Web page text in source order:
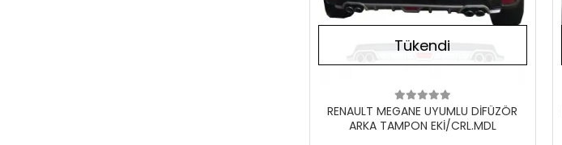
Tükendi
RENAULT MEGANE UYUMLU DİFÜZÖR
ARKA TAMPON EKİ/CRL.MDL